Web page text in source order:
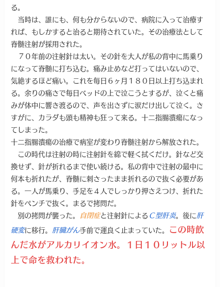
る。
当時は、誰にも、何も分からないので、病院に入って治療す
れば、もしかすると治ると期待されていた。その治療法として
脊髄注射が採用された。
７０年前の注射針は太い。その針を大人が私の背中に馬乗り
になって脊髄に打ち込む。痛み止めなど打ってはいないので、
気絶するほど痛い。これを毎日６ヶ月１８０日以上打ち込まれ
る。余りの痛さで毎日ベッドの上で泣こうとするが、泣くと痛
みが体中に響き渡るので、声を出さずに涙だけ出して泣く。さ
すがに、カラダも頭も精神も狂って来る。十二指腸潰瘍になっ
てしまった。
十二指腸潰瘍の治療で病室が変わり脊髄注射から解放された。
この時代は注射の時に注射針を綿で軽く拭くだけ。針など交
換せず、針が折れるまで使い続ける。私の背中で注射の最中に
何本も折れたが、脊髄に刺さったまま折れるので抜く必要があ
る。一人が馬乗り、手足を４人でしっかり押さえつけ、折れた
針をペンチで抜く。まるで拷問だ。
別の拷問が襲った。 自閉症と注射針による Ｃ型肝炎。後に肝
硬変に移行。 肝臓がん手前で運良く止まっていた。 この時飲
んだ水がアルカリイオン水。１日１０リットル以
上で命を救われた。